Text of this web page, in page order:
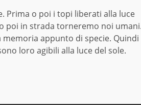
Prima o poi i topi liberati alla luce
poi in strada torneremo noi
appunto di specie. Quindi
loro agibili alla luce del sole.